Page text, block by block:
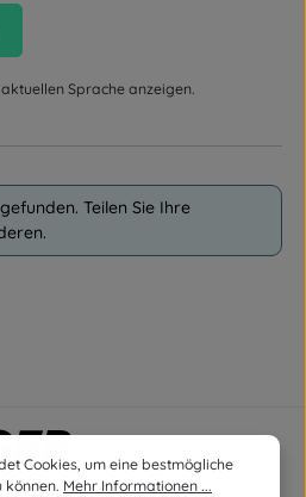
Sprache anzeigen.
Teilen Sie Ihre
Cookies, um eine bestmögliche
können. Mehr Informationen ...